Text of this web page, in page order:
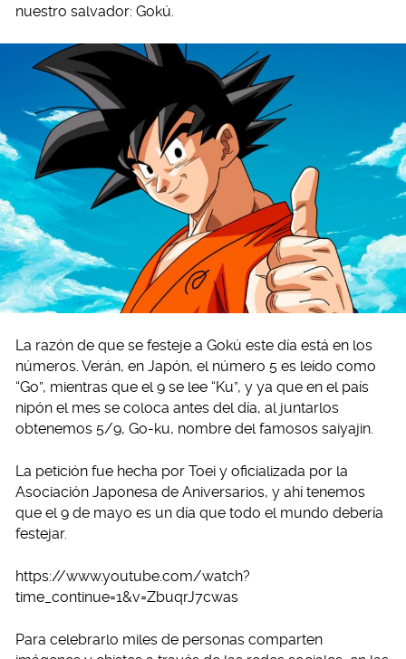
nuestro salvador: Gokú.
La razón de que se festeje a Gokú este día está en los
números. Verán, en Japón, el número 5 es leído como
“Go”, mientras que el 9 se lee “Ku”, y ya que en el país
nipón el mes se coloca antes del día, al juntarlos
obtenemos 5/9, Go-ku, nombre del famosos saiyajin.
La petición fue hecha por Toei y oficializada por la
Asociación Japonesa de Aniversarios, y ahí tenemos
que el 9 de mayo es un día que todo el mundo debería
festejar.
https://www.youtube.com/watch?
time_continue=1&v=ZbuqrJ7cwas
Para celebrarlo miles de personas comparten